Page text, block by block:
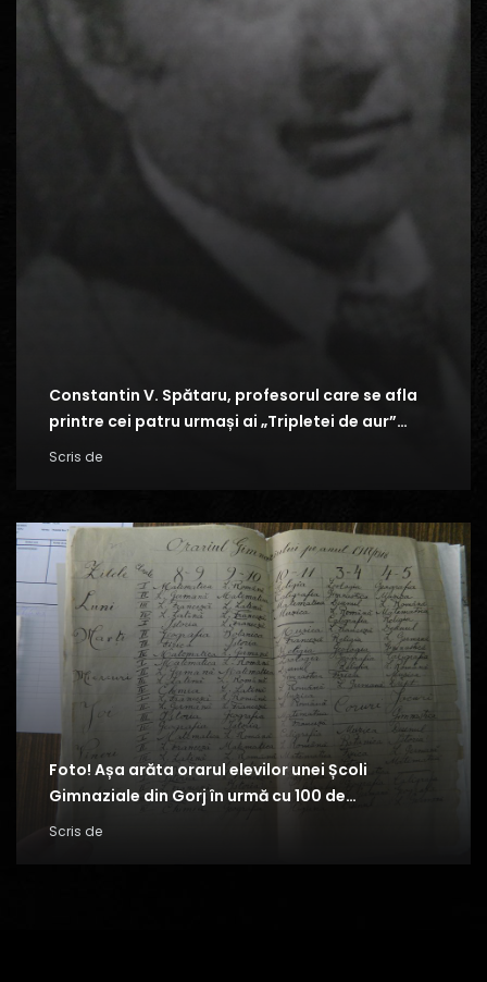
Constantin V. Spătaru, profesorul care se afla
printre cei patru urmași ai „Tripletei de aur”…
Scris de
Foto! Așa arăta orarul elevilor unei Școli
Gimnaziale din Gorj în urmă cu 100 de…
Scris de